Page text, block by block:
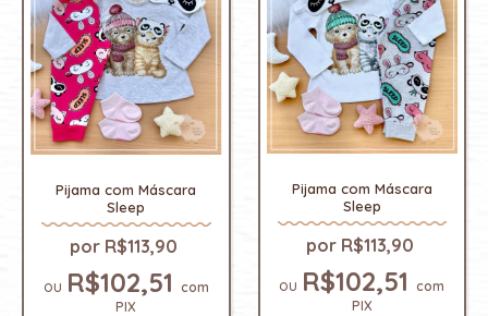
Pijama com Máscara
Sleep
R$113,90
R$102,51 com
PIX
Pijama com Máscara
Sleep
R$113,90
R$102,51com
PIX